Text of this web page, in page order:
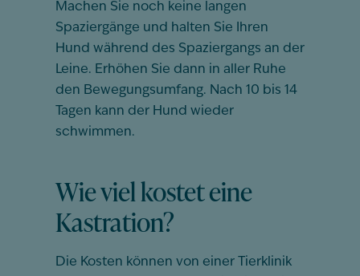
Machen Sie noch keine langen
Spaziergänge und halten Sie Ihren
Hund während des Spaziergangs an der
Leine. Erhöhen Sie dann in aller Ruhe
den Bewegungsumfang. Nach 10 bis 14
Tagen kann der Hund wieder
schwimmen.
Wie viel kostet eine
Kastration?
Die Kosten können von einer Tierklinik